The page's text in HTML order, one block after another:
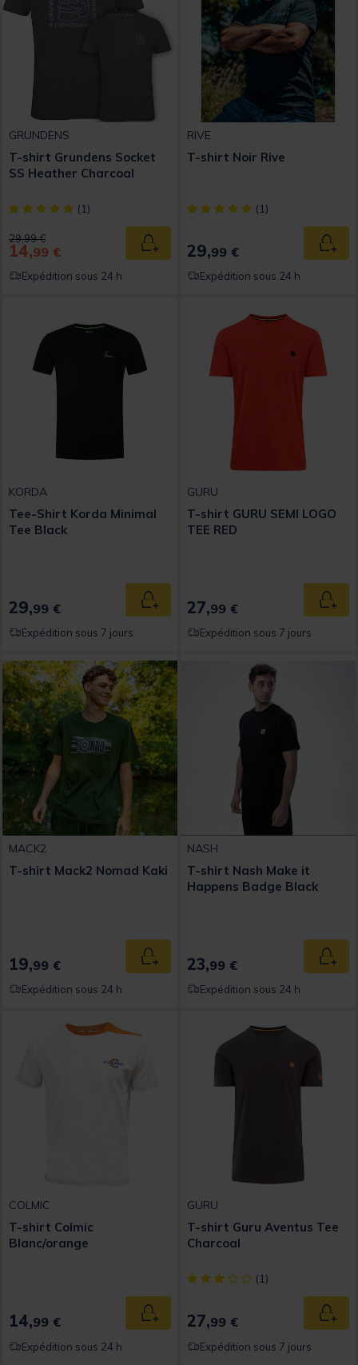
GRUNDENS
T-shirt Grundens Socket
SS Heather Charcoal
[object Object] out of 5 Customer Rating
(1)
Price reduced from
29,99 €to
14,99 € Ajouter au panier
Expédition sous 24 h
RIVE
T-shirt Noir Rive
[object Object] out of 5
(1)
29,99 €
Expédition sous 24 h
KORDA
Tee-Shirt Korda Minimal
Tee Black
29,99 € Ajouter au panier
Expédition sous 7 jours
GURU
T-shirt GURU SEMI LOGO
TEE RED
27,99 €
Expédition sous 7 jours
MACK2
T-shirt Mack2 Nomad Kaki
19,99 € Ajouter au panier
Expédition sous 24 h
NASH
T-shirt Nash Make it
Happens Badge Black
23,99 €
Expédition sous 24 h
COLMIC
T-shirt Colmic
Blanc/orange
14,99 € Ajouter au panier
Expédition sous 24 h
GURU
T-shirt Guru Aventus Tee
Charcoal
[object Object] out of 5
(1)
27,99 €
Expédition sous 7 jours